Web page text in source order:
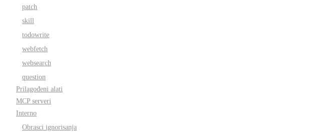
patch
skill
todowrite
webfetch
websearch
question
Prilagođeni alati
MCP serveri
Interno
Obrasci ignorisanja